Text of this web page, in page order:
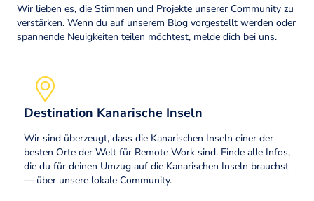
Wir lieben es, die Stimmen und Projekte unserer Community zu
verstärken. Wenn du auf unserem Blog vorgestellt werden oder
spannende Neuigkeiten teilen möchtest, melde dich bei uns.
Destination Kanarische Inseln
Wir sind überzeugt, dass die Kanarischen Inseln einer der
besten Orte der Welt für Remote Work sind. Finde alle Infos,
die du für deinen Umzug auf die Kanarischen Inseln brauchst
— über unsere lokale Community.